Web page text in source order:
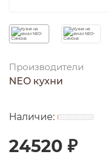
Производители
NEO кухни
24520 ₽